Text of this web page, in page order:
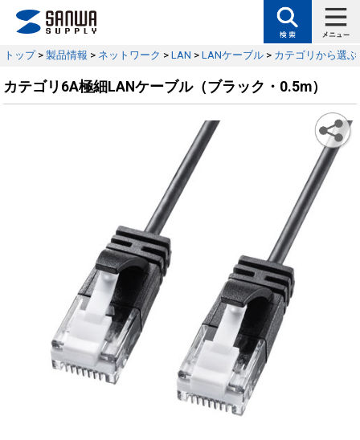
トップ> 製品情報 > ネットワーク > LAN > LANケーブル > カテゴリから選ぶ
カテゴリ6A極細LANケーブル（ブラック・0.5m）